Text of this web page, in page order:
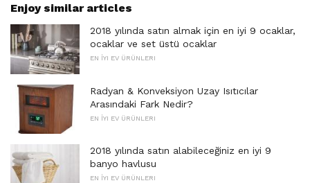
Enjoy similar articles
2018 yılında satın almak için en iyi 9 ocaklar,
ocaklar ve set üstü ocaklar
EN İYI EV ÜRÜNLERI
Radyan & Konveksiyon Uzay Isıtıcılar
Arasındaki Fark Nedir?
EN İYI EV ÜRÜNLERI
2018 yılında satın alabileceğiniz en iyi 9
banyo havlusu
EN İYI EV ÜRÜNLERI